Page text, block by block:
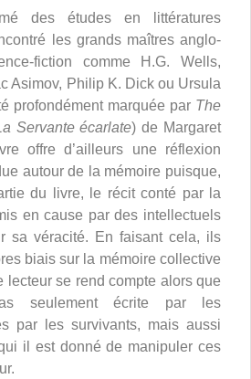
des études en littératures
les grands maîtres anglo-
fiction comme H.G. Wells,
Asimov, Philip K. Dick ou Ursula
profondément marquée par The
Servante écarlate) de Margaret
offre d’ailleurs une réflexion
autour de la mémoire puisque,
du livre, le récit conté par la
en cause par des intellectuels
sa véracité. En faisant cela, ils
biais sur la mémoire collective
lecteur se rend compte alors que
seulement écrite par les
par les survivants, mais aussi
il est donné de manipuler ces